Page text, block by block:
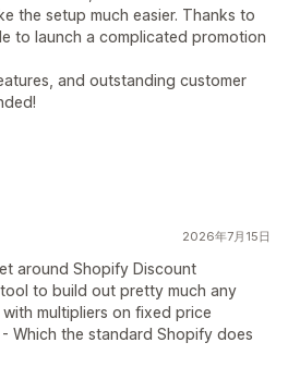
the setup much easier. Thanks to
to launch a complicated promotion
and outstanding customer
2026年7月15日
around Shopify Discount
to build out pretty much any
multipliers on fixed price
Which the standard Shopify does